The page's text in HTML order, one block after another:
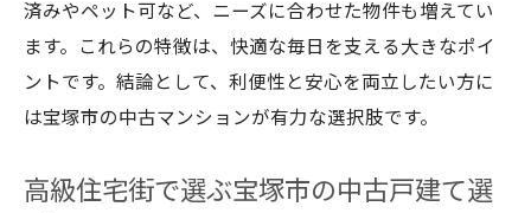
済みやペット可など、ニーズに合わせた物件も増えてい
ます。これらの特徴は、快適な毎日を支える大きなポイ
ントです。結論として、利便性と安心を両立したい方に
は宝塚市の中古マンションが有力な選択肢です。
高級住宅街で選ぶ宝塚市の中古戸建て選